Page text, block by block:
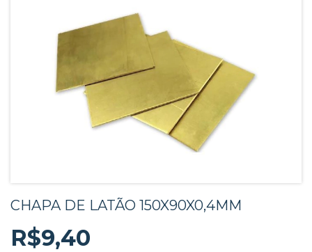
CHAPA DE LATÃO 150X90X0,4MM
R$9,40